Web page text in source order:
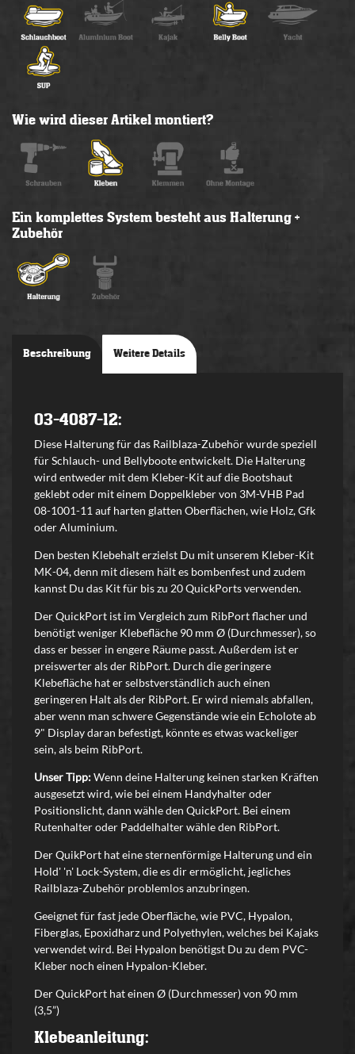
Wie wird dieser Artikel montiert?
Ein komplettes System besteht aus Halterung +
Zubehör
Beschreibung Weitere Details
03-4087-12:
Diese Halterung für das Railblaza-Zubehör wurde speziell
für Schlauch- und Bellyboote entwickelt. Die Halterung
wird entweder mit dem Kleber-Kit auf die Bootshaut
geklebt oder mit einem Doppelkleber von 3M-VHB Pad
08-1001-11 auf harten glatten Oberflächen, wie Holz, Gfk
oder Aluminium.
Den besten Klebehalt erzielst Du mit unserem Kleber-Kit
MK-04, denn mit diesem hält es bombenfest und zudem
kannst Du das Kit für bis zu 20 QuickPorts verwenden.
Der QuickPort ist im Vergleich zum RibPort flacher und
benötigt weniger Klebefläche 90 mm Ø (Durchmesser), so
dass er besser in engere Räume passt. Außerdem ist er
preiswerter als der RibPort. Durch die geringere
Klebefläche hat er selbstverständlich auch einen
geringeren Halt als der RibPort. Er wird niemals abfallen,
aber wenn man schwere Gegenstände wie ein Echolote ab
9" Display daran befestigt, könnte es etwas wackeliger
sein, als beim RibPort.
Unser Tipp:Wenn deine Halterung keinen starken Kräften
ausgesetzt wird, wie bei einem Handyhalter oder
Positionslicht, dann wähle den QuickPort. Bei einem
Rutenhalter oder Paddelhalter wähle den RibPort.
Der QuikPort hat eine sternenförmige Halterung und ein
Hold' 'n' Lock-System, die es dir ermöglicht, jegliches
Railblaza-Zubehör problemlos anzubringen.
Geeignet für fast jede Oberfläche, wie PVC, Hypalon,
Fiberglas, Epoxidharz und Polyethylen, welches bei Kajaks
verwendet wird. Bei Hypalon benötigst Du zu dem PVC-
Kleber noch einen Hypalon-Kleber.
Der QuickPort hat einen Ø (Durchmesser) von 90 mm
(3,5”)
Klebeanleitung: